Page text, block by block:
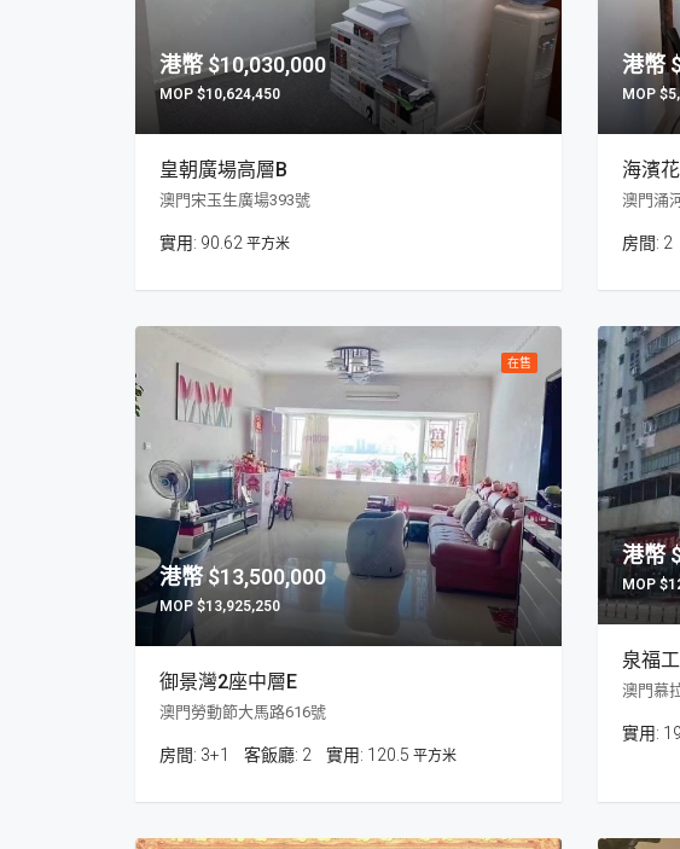
$10,030,000
$10,624,450
皇朝廣場高層B
澳門宋玉生廣場393號
90.62 平方米
海濱
澳門涌
房間: 2
在售
$13,500,000
$13,925,250
御景灣2座中層E
澳門勞動節大馬路616號
房間: 3+1 客飯廳: 2 120.5 平方米
泉福
澳門慕